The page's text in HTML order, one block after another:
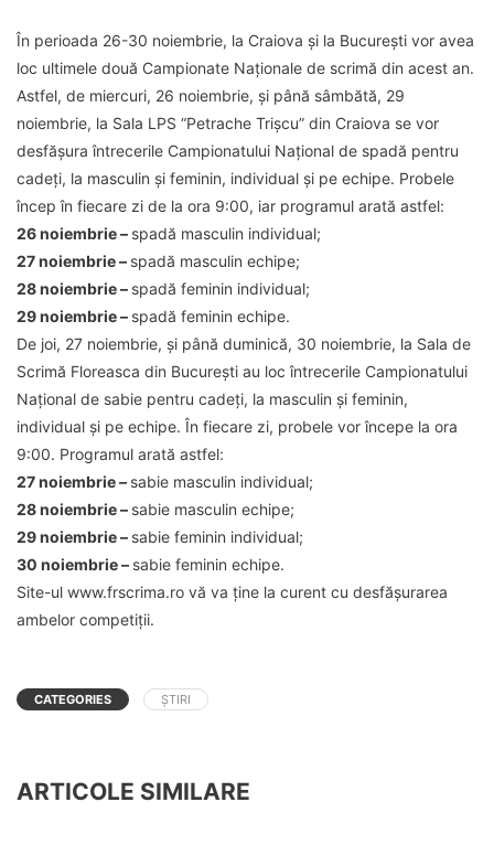
În perioada 26-30 noiembrie, la Craiova și la București vor avea
loc ultimele două Campionate Naționale de scrimă din acest an.
Astfel, de miercuri, 26 noiembrie, și până sâmbătă, 29
noiembrie, la Sala LPS “Petrache Trișcu” din Craiova se vor
desfășura întrecerile Campionatului Național de spadă pentru
cadeți, la masculin și feminin, individual și pe echipe. Probele
încep în fiecare zi de la ora 9:00, iar programul arată astfel:
26 noiembrie – spadă masculin individual;
27 noiembrie – spadă masculin echipe;
28 noiembrie – spadă feminin individual;
29 noiembrie – spadă feminin echipe.
De joi, 27 noiembrie, și până duminică, 30 noiembrie, la Sala de
Scrimă Floreasca din București au loc întrecerile Campionatului
Național de sabie pentru cadeți, la masculin și feminin,
individual și pe echipe. În fiecare zi, probele vor începe la ora
9:00. Programul arată astfel:
27 noiembrie – sabie masculin individual;
28 noiembrie – sabie masculin echipe;
29 noiembrie – sabie feminin individual;
30 noiembrie – sabie feminin echipe.
Site-ul www.frscrima.ro vă va ține la curent cu desfășurarea
ambelor competiții.
CATEGORIES ȘTIRI
ARTICOLE SIMILARE